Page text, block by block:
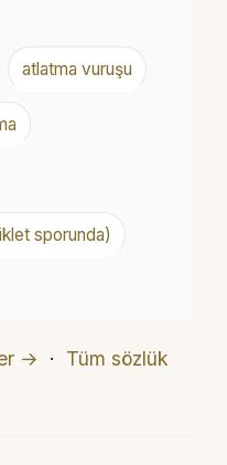
atlatma vuruşu
sporunda)
→ · Tüm sözlük